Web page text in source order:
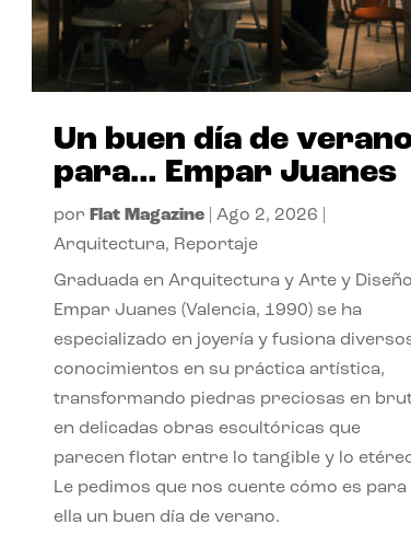
Un buen día de
para… Empar Juanes
por Flat Magazine| Ago 2, 2026
Arquitectura, Reportaje
Graduada en Arquitectura y Arte y
Empar Juanes (Valencia, 1990) se ha
especializado en joyería y fusiona
conocimientos en su práctica artística,
transformando piedras preciosas en
en delicadas obras escultóricas que
parecen flotar entre lo tangible y lo
Le pedimos que nos cuente cómo es para
ella un buen día de verano.